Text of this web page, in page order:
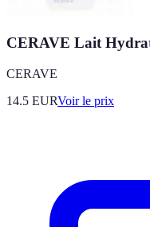
CERAVE Lait
CERAVE
14.5 EURVoir le prix